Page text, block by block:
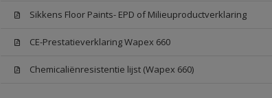
Sikkens Floor Paints- EPD of Milieuproductverklaring
CE-Prestatieverklaring Wapex 660
Chemicaliënresistentie lijst (Wapex 660)